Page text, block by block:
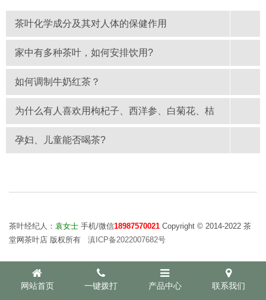
茶叶化学成分及其对人体的保健作用
家中有多种茶叶，如何安排饮用?
如何调制牛奶红茶？
为什么有人喜欢用枸杞子、西洋参、白菊花、桔
孕妇、儿童能否喝茶?
茶叶经纪人： 袁女士 手机/微信18987570021 Copyright © 2014-2022 茶
堂网茶叶店 版权所有 滇ICP备2022007682号
网站首页 一键拨打 产品中心 联系我们